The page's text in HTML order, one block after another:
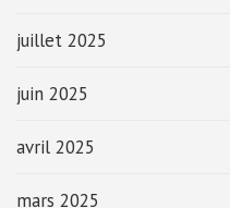
juillet 2025
juin 2025
avril 2025
mars 2025